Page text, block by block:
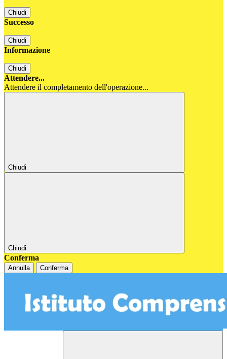
Chiudi
Successo
Chiudi
Informazione
Chiudi
Attendere...
Attendere il completamento dell'operazione...
Chiudi
Chiudi
Conferma
Annulla Conferma